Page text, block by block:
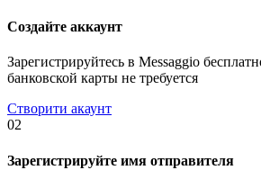
Создайте аккаунт
Зарегистрируйтесь в Messaggio
банковской карты не требуется
Створити акаунт
02
Зарегистрируйте имя отправителя